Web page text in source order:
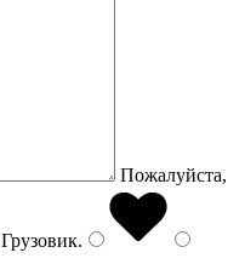
Пожалуйста,
Грузовик.